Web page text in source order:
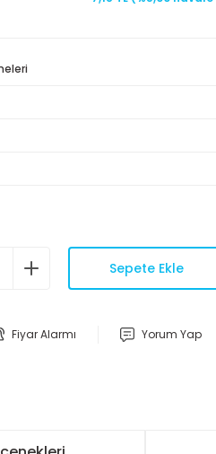
Sepete Ekle
Fiyar Alarmı Yorum Yap